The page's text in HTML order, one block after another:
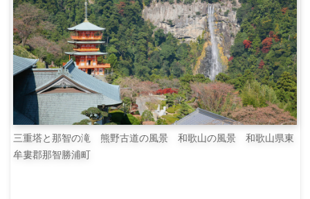
三重塔と那智の滝 熊野古道の風景 和歌山の風景 和歌山県東
牟婁郡那智勝浦町